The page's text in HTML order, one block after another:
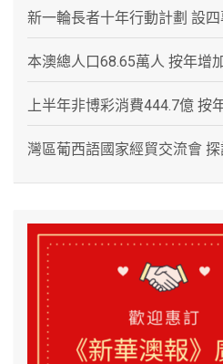
新一輪長者十年行動計劃 設
本澳總人口68.65萬人 按年增
上半年非博彩消費444.7億 按
灣區葡西語國家經貿交流會